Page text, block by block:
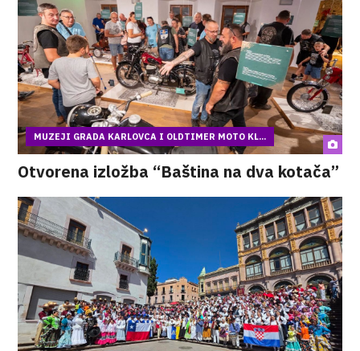
MUZEJI GRADA KARLOVCA I OLDTIMER MOTO KL...
Otvorena izložba “Baština na dva kotača”